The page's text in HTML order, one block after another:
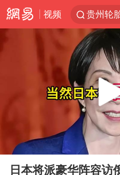
视频
昆明石
台风白
我国编
Play
00:00
日本将派豪华阵容访